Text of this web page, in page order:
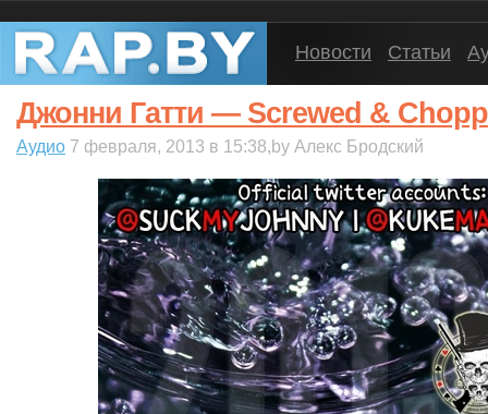
Новости Статьи
Джонни Гатти — Screwed &
Аудио 7 февраля, 2013 в 15:38,by Алекс Бродский